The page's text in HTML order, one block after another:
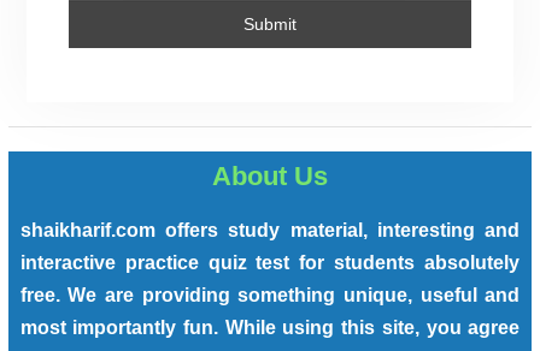
About Us
shaikharif.com offers study material, interesting and
interactive practice quiz test for students absolutely
free. We are providing something unique, useful and
most importantly fun. While using this site, you agree